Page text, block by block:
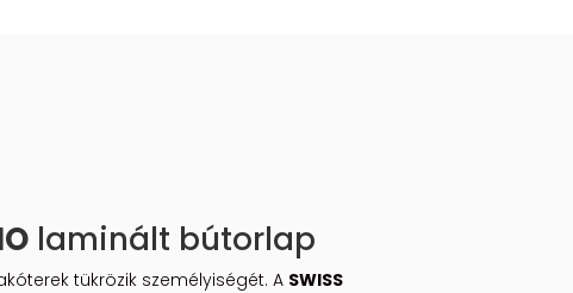
laminált bútorlap
tükrözik személyiségét. A SWISS